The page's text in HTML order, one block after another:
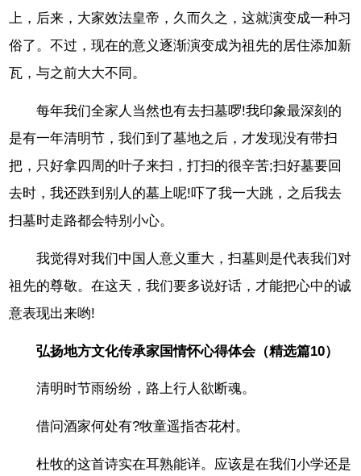
上，后来，大家效法皇帝，久而久之，这就演变成一种习
俗了。不过，现在的意义逐渐演变成为祖先的居住添加新
瓦，与之前大大不同。
每年我们全家人当然也有去扫墓啰!我印象最深刻的
是有一年清明节，我们到了墓地之后，才发现没有带扫
把，只好拿四周的叶子来扫，打扫的很辛苦;扫好墓要回
去时，我还跌到别人的墓上呢!吓了我一大跳，之后我去
扫墓时走路都会特别小心。
我觉得对我们中国人意义重大，扫墓则是代表我们对
祖先的尊敬。在这天，我们要多说好话，才能把心中的诚
意表现出来哟!
弘扬地方文化传承家国情怀心得体会（精选篇10）
清明时节雨纷纷，路上行人欲断魂。
借问酒家何处有?牧童遥指杏花村。
杜牧的这首诗实在耳熟能详。应该是在我们小学还是